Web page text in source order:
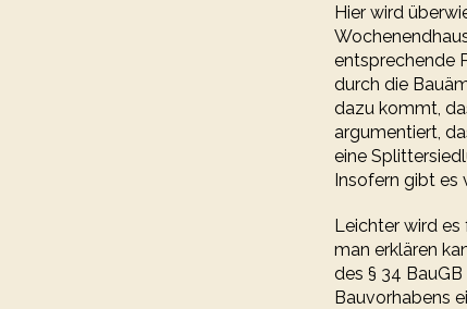
Hier wird
entsprechende
durch die
dazu kommt,
argumentiert,
eine
Insofern gibt es
Leichter wird es
man erklären
des § 34
Bauvorhabens